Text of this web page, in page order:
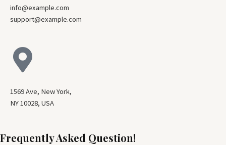
info@example.com
support@example.com
1569 Ave, New York,
NY 10028, USA
Frequently Asked Question!